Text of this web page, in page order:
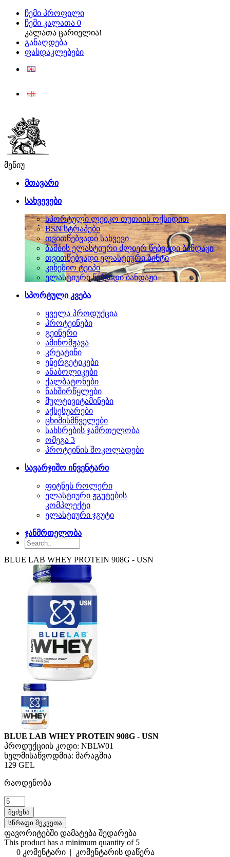
ჩემი პროფილი
ჩემი კალათა 0
კალათა ცარიელია!
განაღდება
ფასდაკლებები
მენიუ
მთავარი
სახვევები
სპორტული ლეიკო თუთიის ოქსიდით
BSN სტრაპები
თვითწებვადი სახვევი
ბამბის ელასტიური ძლიერ წებვადი ბანდაჟი
თვითწებვადი ელასტიური ბინტი
კინეზიო ტეიპი
ელასტიური წებვადი ბანდაჟი
სპორტული კვება
ყველა პროდუქცია
პროტეინები
გეინერი
ამინომჟავა
კრეატინი
ენერგეტიკები
ანაბოლიკები
ქალბატონები
ნახშირწყლები
მულტივიტამინები
აქსესუარები
ცხიმისმწველები
სახსრების ჯამრთელობა
ომეგა 3
პროტეინის შოკოლადები
სავარჯიშო ინვენტარი
ფიტნეს როლერი
ელასტიური ჟგუტების
კომპლექტი
ელასტიური ჯგუტი
ჯანმრთელობა
BLUE LAB WHEY PROTEIN 908G - USN
BLUE LAB WHEY PROTEIN 908G - USN
პროდუქციის კოდი: NBLW01
ხელმისაწვოდმია: მარაგშია
129 GEL
რაოდენობა
სწრაფი შეკვეთა
ფავორიტებში დამატება შედარება
This product has a minimum quantity of 5
0 კომენტარი | კომენტარის დაწერა